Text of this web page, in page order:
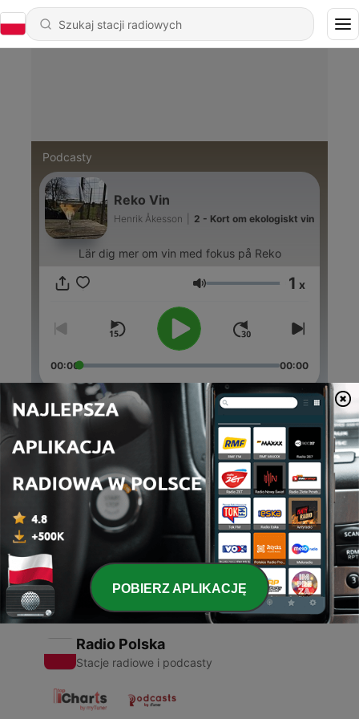
Podcasty
Reko Vin
Henrik Åkesson 2 - Kort om ekologiskt vin
Lär dig mer om vin med fokus på Reko
Głośność 1 x
00:00 00:00
Odcinki
Kort om ekologiskt vin
07 sie 2020
1 Reko Vin (Trailer)
07 sie 2020
Radio Polska
Stacje radiowe i podcasty
POBIERZ APLIKACJĘ